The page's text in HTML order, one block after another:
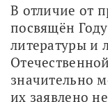
В отличие от
посвящён
литературы и
значительно
их заявлено